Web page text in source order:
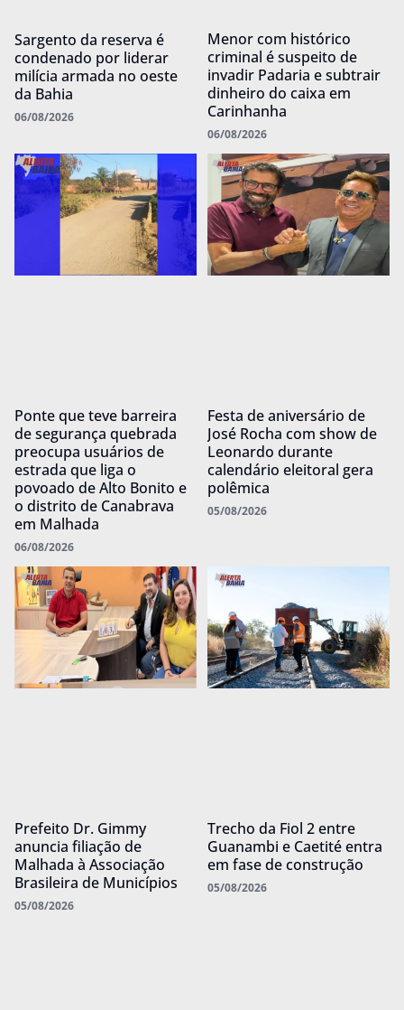
Sargento da reserva é
condenado por liderar
milícia armada no oeste
da Bahia
06/08/2026
Menor com histórico
criminal é suspeito de
invadir Padaria e subtrair
dinheiro do caixa em
Carinhanha
06/08/2026
Ponte que teve barreira
de segurança quebrada
preocupa usuários de
estrada que liga o
povoado de Alto Bonito e
o distrito de Canabrava
em Malhada
06/08/2026
Festa de aniversário de
José Rocha com show de
Leonardo durante
calendário eleitoral gera
polêmica
05/08/2026
Prefeito Dr. Gimmy
anuncia filiação de
Malhada à Associação
Brasileira de Municípios
05/08/2026
Trecho da Fiol 2 entre
Guanambi e Caetité entra
em fase de construção
05/08/2026